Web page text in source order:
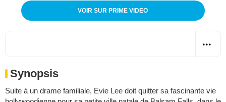
VOIR SUR PRIME VIDEO
Synopsis
Suite à un drame familiale, Evie Lee doit quitter sa fascinante vie